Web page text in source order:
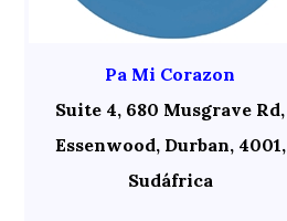
Pa Mi Corazon
Suite 4, 680 Musgrave Rd,
Essenwood, Durban, 4001,
Sudáfrica